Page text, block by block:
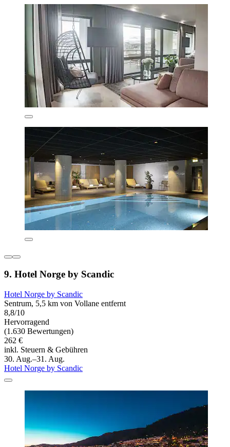
9. Hotel Norge by Scandic
Hotel Norge by Scandic
Sentrum, 5,5 km von Vollane entfernt
8,8/10
Hervorragend
(1.630 Bewertungen)
262 €
inkl. Steuern & Gebühren
30. Aug.–31. Aug.
Hotel Norge by Scandic